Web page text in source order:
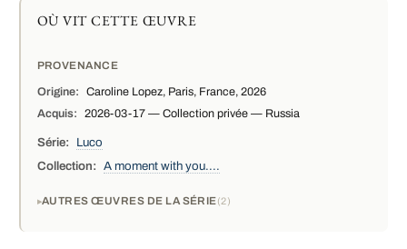
OÙ VIT CETTE ŒUVRE
PROVENANCE
Origine:
Caroline Lopez, Paris, France, 2026
Acquis:
2026-03-17 — Collection privée — Russia
Série:
Luco
Collection:
A moment with you....
AUTRES ŒUVRES DE LA SÉRIE 2